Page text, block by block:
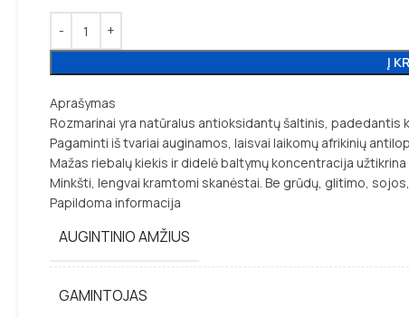
Į
Aprašymas
Rozmarinai yra natūralus antioksidantų šaltinis,
Pagaminti iš tvariai auginamos, laisvai laikomų afrikinių
Mažas riebalų kiekis ir didelė baltymų koncentracija
Minkšti, lengvai kramtomi skanėstai. Be grūdų, glitimo,
Papildoma informacija
AUGINTINIO AMŽIUS
GAMINTOJAS